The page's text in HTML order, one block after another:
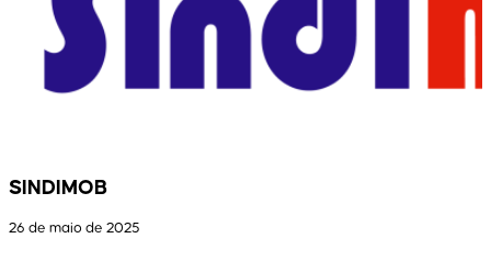
SINDIMOB
26 de maio de 2025